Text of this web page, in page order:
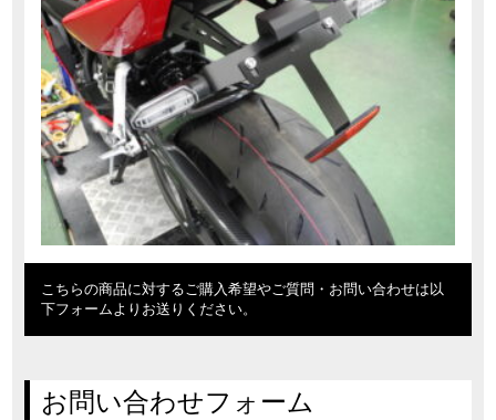
こちらの商品に対するご購入希望やご質問・お問い合わせは以
下フォームよりお送りください。
お問い合わせフォーム